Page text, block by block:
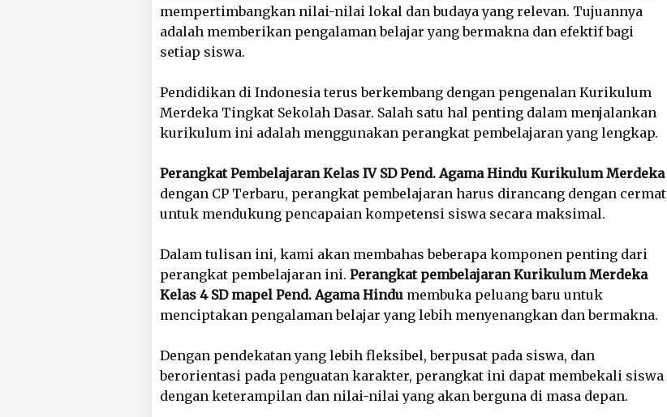
mempertimbangkan nilai-nilai lokal dan budaya yang relevan. Tujuannya
adalah memberikan pengalaman belajar yang bermakna dan efektif bagi
setiap siswa.
Pendidikan di Indonesia terus berkembang dengan pengenalan Kurikulum
Merdeka Tingkat Sekolah Dasar. Salah satu hal penting dalam menjalankan
kurikulum ini adalah menggunakan perangkat pembelajaran yang lengkap.
Perangkat Pembelajaran Kelas IV SD Pend. Agama Hindu Kurikulum Merdeka
dengan CP Terbaru, perangkat pembelajaran harus dirancang dengan cermat
untuk mendukung pencapaian kompetensi siswa secara maksimal.
Dalam tulisan ini, kami akan membahas beberapa komponen penting dari
perangkat pembelajaran ini. Perangkat pembelajaran Kurikulum Merdeka
Kelas 4 SD mapel Pend. Agama Hindu membuka peluang baru untuk
menciptakan pengalaman belajar yang lebih menyenangkan dan bermakna.
Dengan pendekatan yang lebih fleksibel, berpusat pada siswa, dan
berorientasi pada penguatan karakter, perangkat ini dapat membekali siswa
dengan keterampilan dan nilai-nilai yang akan berguna di masa depan.